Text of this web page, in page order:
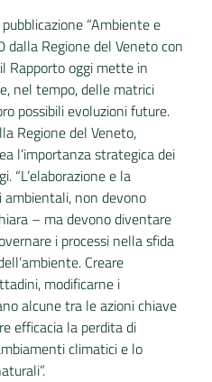
“Ambiente e
dalla Regione del Veneto con
Rapporto oggi mette in
nel tempo, delle matrici
possibili evoluzioni future.
Regione del Veneto,
l’importanza strategica dei
“L’elaborazione e la
non devono
– ma devono diventare
i processi nella sfida
Creare
modificarne i
alcune tra le azioni chiave
efficacia la perdita di
climatici e lo